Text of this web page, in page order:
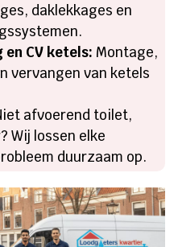
daklekkages en
CV ketels: Montage,
vervangen van ketels
afvoerend toilet,
Wij lossen elke
duurzaam op.